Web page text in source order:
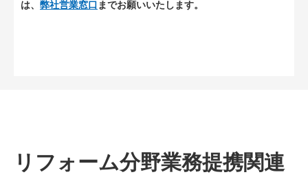
は、 弊社営業窓口 までお願いいたします。
リフォーム分野業務提携関連